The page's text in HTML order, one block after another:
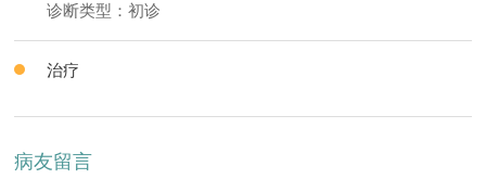
诊断类型：初诊
治疗
病友留言